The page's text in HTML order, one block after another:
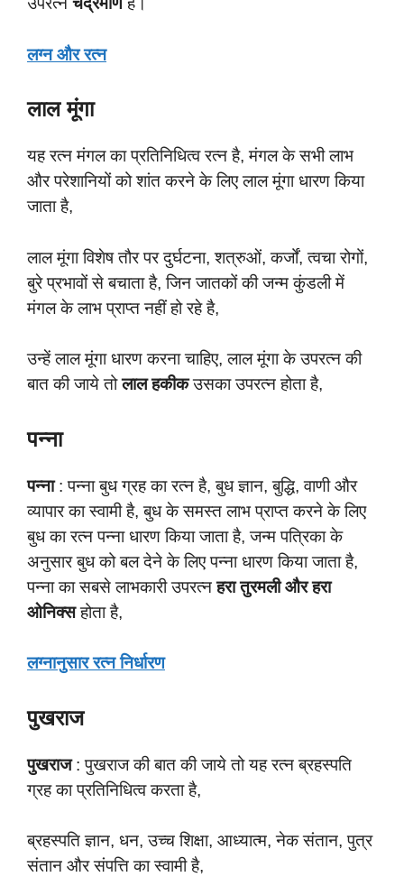
लग्न और रत्न
लाल मूंगा
यह रत्न मंगल का प्रतिनिधित्व रत्न है, मंगल के सभी लाभ
और परेशानियों को शांत करने के लिए लाल मूंगा धारण किया
जाता है,
लाल मूंगा विशेष तौर पर दुर्घटना, शत्रुओं, कर्जों, त्वचा रोगों,
बुरे प्रभावों से बचाता है, जिन जातकों की जन्म कुंडली में
मंगल के लाभ प्राप्त नहीं हो रहे है,
उन्हें लाल मूंगा धारण करना चाहिए, लाल मूंगा के उपरत्न की
बात की जाये तोलाल हकीकउसका उपरत्न होता है,
पन्ना
पन्ना: पन्ना बुध ग्रह का रत्न है, बुध ज्ञान, बुद्धि, वाणी और
व्यापार का स्वामी है, बुध के समस्त लाभ प्राप्त करने के लिए
बुध का रत्न पन्ना धारण किया जाता है, जन्म पत्रिका के
अनुसार बुध को बल देने के लिए पन्ना धारण किया जाता है,
पन्ना का सबसे लाभकारी उपरत्नहरा तुरमली और हरा
ओनिक्सहोता है,
लग्नानुसार रत्न निर्धारण
पुखराज
पुखराज: पुखराज की बात की जाये तो यह रत्न ब्रहस्पति
ग्रह का प्रतिनिधित्व करता है,
ब्रहस्पति ज्ञान, धन, उच्च शिक्षा, आध्यात्म, नेक संतान, पुत्र
संतान और संपत्ति का स्वामी है,